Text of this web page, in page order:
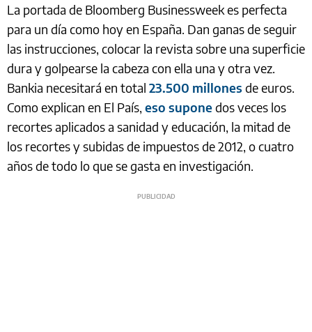
La portada de Bloomberg Businessweek es perfecta
para un día como hoy en España. Dan ganas de seguir
las instrucciones, colocar la revista sobre una superficie
dura y golpearse la cabeza con ella una y otra vez.
Bankia necesitará en total 23.500 millones de euros.
Como explican en El País, eso suponedos veces los
recortes aplicados a sanidad y educación, la mitad de
los recortes y subidas de impuestos de 2012, o cuatro
años de todo lo que se gasta en investigación.